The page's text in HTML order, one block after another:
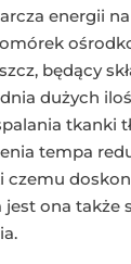
energii na
będący
dużych
tkanki
tempa
jest ona także